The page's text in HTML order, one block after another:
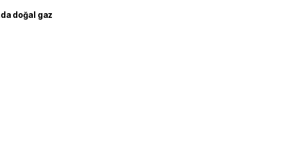
doğal gaz